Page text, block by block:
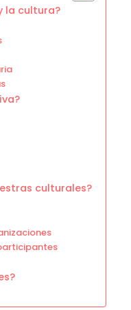
la cultura?
culturales?